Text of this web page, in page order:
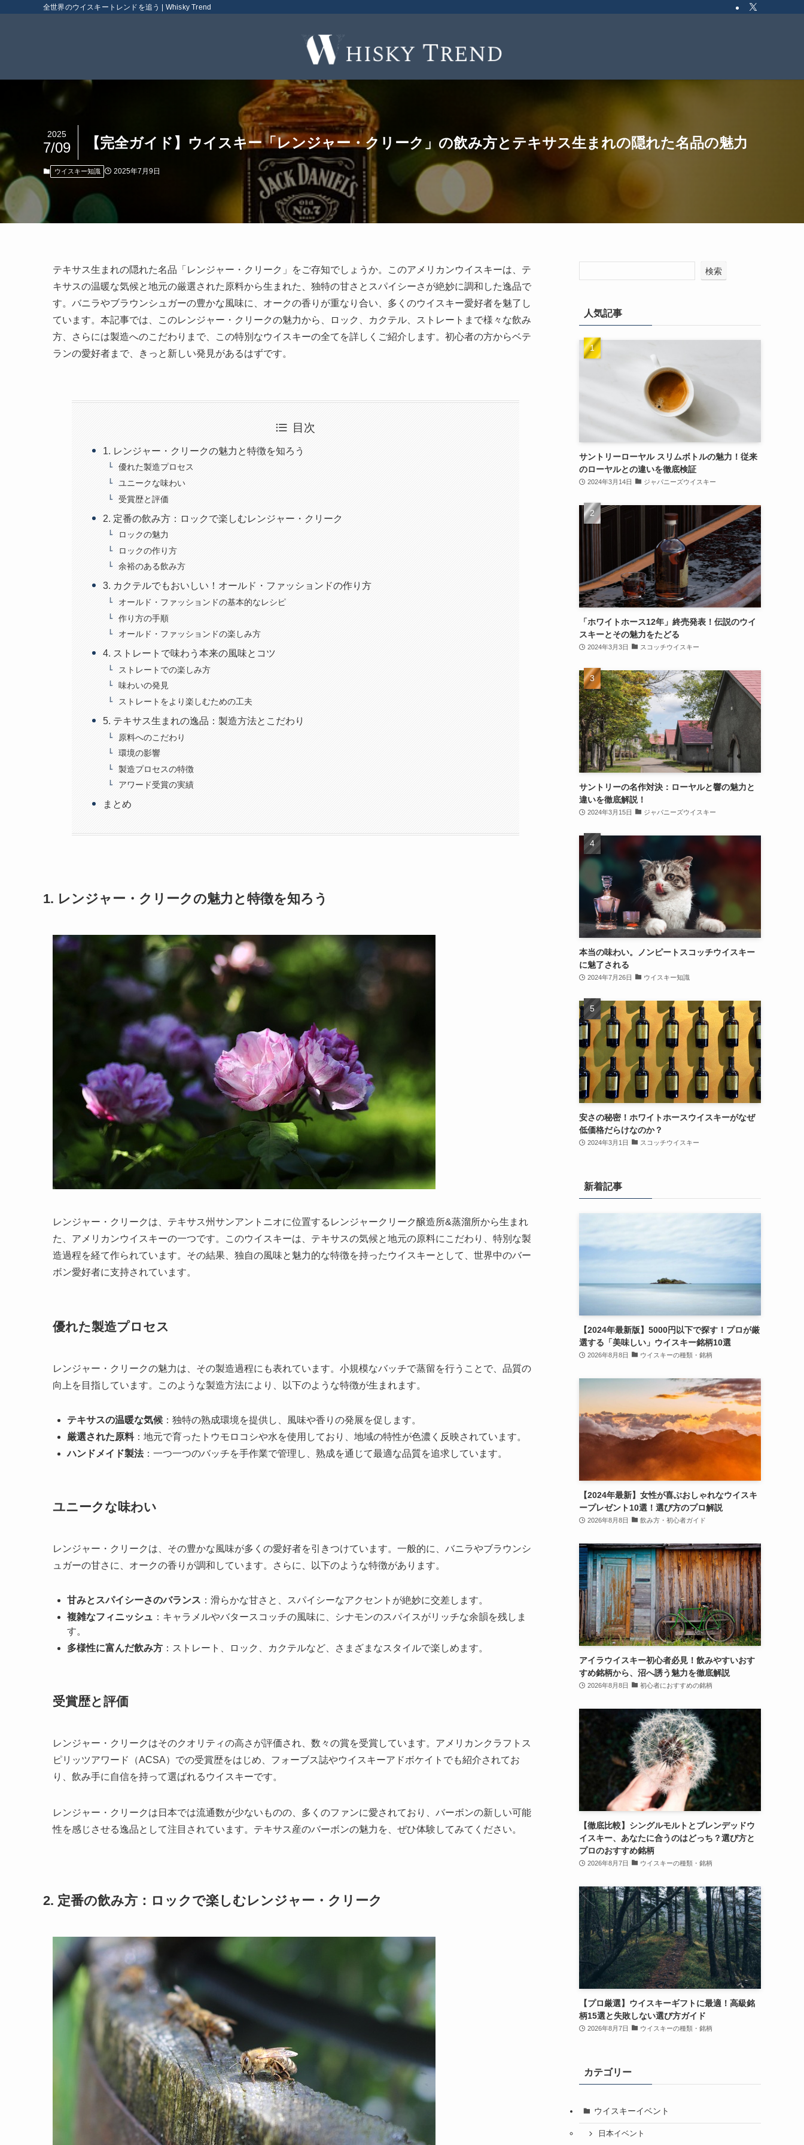
全世界のウイスキートレンドを追う | Whisky Trend
【完全ガイド】ウイスキー「レンジャー・クリーク」の飲み方とテキサス生まれの隠れた名品の魅力
2025
7/09
ウイスキー知識 2025年7月9日
テキサス生まれの隠れた名品「レンジャー・クリーク」をご存知でしょうか。このアメリカンウイスキーは、テ
キサスの温暖な気候と地元の厳選された原料から生まれた、独特の甘さとスパイシーさが絶妙に調和した逸品で
す。バニラやブラウンシュガーの豊かな風味に、オークの香りが重なり合い、多くのウイスキー愛好者を魅了し
ています。本記事では、このレンジャー・クリークの魅力から、ロック、カクテル、ストレートまで様々な飲み
方、さらには製造へのこだわりまで、この特別なウイスキーの全てを詳しくご紹介します。初心者の方からベテ
ランの愛好者まで、きっと新しい発見があるはずです。
目次
1. レンジャー・クリークの魅力と特徴を知ろう
優れた製造プロセス
ユニークな味わい
受賞歴と評価
2. 定番の飲み方：ロックで楽しむレンジャー・クリーク
ロックの魅力
ロックの作り方
余裕のある飲み方
3. カクテルでもおいしい！オールド・ファッションドの作り方
オールド・ファッションドの基本的なレシピ
作り方の手順
オールド・ファッションドの楽しみ方
4. ストレートで味わう本来の風味とコツ
ストレートでの楽しみ方
味わいの発見
ストレートをより楽しむための工夫
5. テキサス生まれの逸品：製造方法とこだわり
原料へのこだわり
環境の影響
製造プロセスの特徴
アワード受賞の実績
まとめ
1. レンジャー・クリークの魅力と特徴を知ろう
レンジャー・クリークは、テキサス州サンアントニオに位置するレンジャークリーク醸造所&蒸溜所から生まれ
た、アメリカンウイスキーの一つです。このウイスキーは、テキサスの気候と地元の原料にこだわり、特別な製
造過程を経て作られています。その結果、独自の風味と魅力的な特徴を持ったウイスキーとして、世界中のバー
ボン愛好者に支持されています。
優れた製造プロセス
レンジャー・クリークの魅力は、その製造過程にも表れています。小規模なバッチで蒸留を行うことで、品質の
向上を目指しています。このような製造方法により、以下のような特徴が生まれます。
テキサスの温暖な気候 ：独特の熟成環境を提供し、風味や香りの発展を促します。
厳選された原料：地元で育ったトウモロコシや水を使用しており、地域の特性が色濃く反映されています。
ハンドメイド製法：一つ一つのバッチを手作業で管理し、熟成を通じて最適な品質を追求しています。
ユニークな味わい
レンジャー・クリークは、その豊かな風味が多くの愛好者を引きつけています。一般的に、バニラやブラウンシ
ュガーの甘さに、オークの香りが調和しています。さらに、以下のような特徴があります。
甘みとスパイシーさのバランス ：滑らかな甘さと、スパイシーなアクセントが絶妙に交差します。
複雑なフィニッシュ ：キャラメルやバタースコッチの風味に、シナモンのスパイスがリッチな余韻を残しま
す。
多様性に富んだ飲み方 ：ストレート、ロック、カクテルなど、さまざまなスタイルで楽しめます。
受賞歴と評価
レンジャー・クリークはそのクオリティの高さが評価され、数々の賞を受賞しています。アメリカンクラフトス
ピリッツアワード（ACSA）での受賞歴をはじめ、フォーブス誌やウイスキーアドボケイトでも紹介されてお
り、飲み手に自信を持って選ばれるウイスキーです。
レンジャー・クリークは日本では流通数が少ないものの、多くのファンに愛されており、バーボンの新しい可能
性を感じさせる逸品として注目されています。テキサス産のバーボンの魅力を、ぜひ体験してみてください。
2. 定番の飲み方：ロックで楽しむレンジャー・クリーク
検索
人気記事
サントリーローヤル スリムボトルの魅力！従来
のローヤルとの違いを徹底検証
2024年3月14日 ジャパニーズウイスキー
「ホワイトホース12年」終売発表！伝説のウイ
スキーとその魅力をたどる
2024年3月3日 スコッチウイスキー
サントリーの名作対決：ローヤルと響の魅力と
違いを徹底解説！
2024年3月15日 ジャパニーズウイスキー
本当の味わい。ノンピートスコッチウイスキー
に魅了される
2024年7月26日 ウイスキー知識
安さの秘密！ホワイトホースウイスキーがなぜ
低価格だらけなのか？
2024年3月1日 スコッチウイスキー
新着記事
【2024年最新版】5000円以下で探す！プロが厳
選する「美味しい」ウイスキー銘柄10選
2026年8月8日 ウイスキーの種類・銘柄
【2024年最新】女性が喜ぶおしゃれなウイスキ
ープレゼント10選！選び方のプロ解説
2026年8月8日 飲み方・初心者ガイド
アイラウイスキー初心者必見！飲みやすいおす
すめ銘柄から、沼へ誘う魅力を徹底解説
2026年8月8日 初心者におすすめの銘柄
【徹底比較】シングルモルトとブレンデッドウ
イスキー、あなたに合うのはどっち？選び方と
プロのおすすめ銘柄
2026年8月7日 ウイスキーの種類・銘柄
【プロ厳選】ウイスキーギフトに最適！高級銘
柄15選と失敗しない選び方ガイド
2026年8月7日 ウイスキーの種類・銘柄
カテゴリー
ウイスキーイベント
日本イベント